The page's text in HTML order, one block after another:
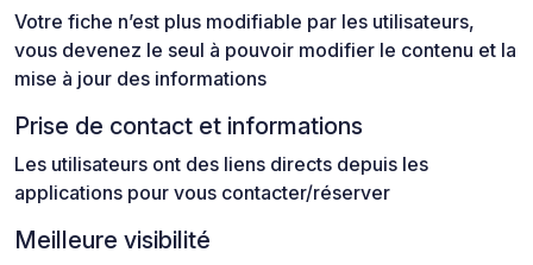
Votre fiche n’est plus modifiable par les utilisateurs,
vous devenez le seul à pouvoir modifier le contenu et la
mise à jour des informations
Prise de contact et informations
Les utilisateurs ont des liens directs depuis les
applications pour vous contacter/réserver
Meilleure visibilité